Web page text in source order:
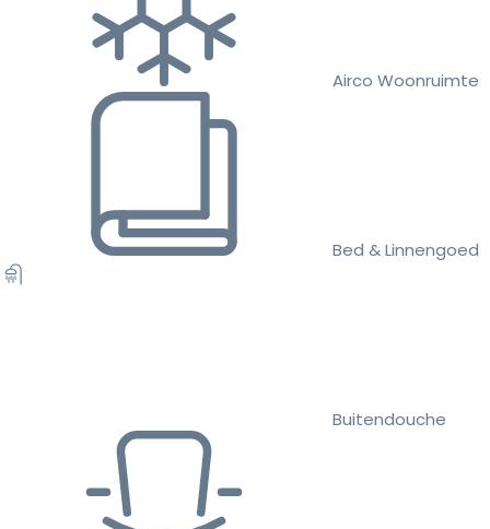
Airco Woonruimte
Bed & Linnengoed
Buitendouche